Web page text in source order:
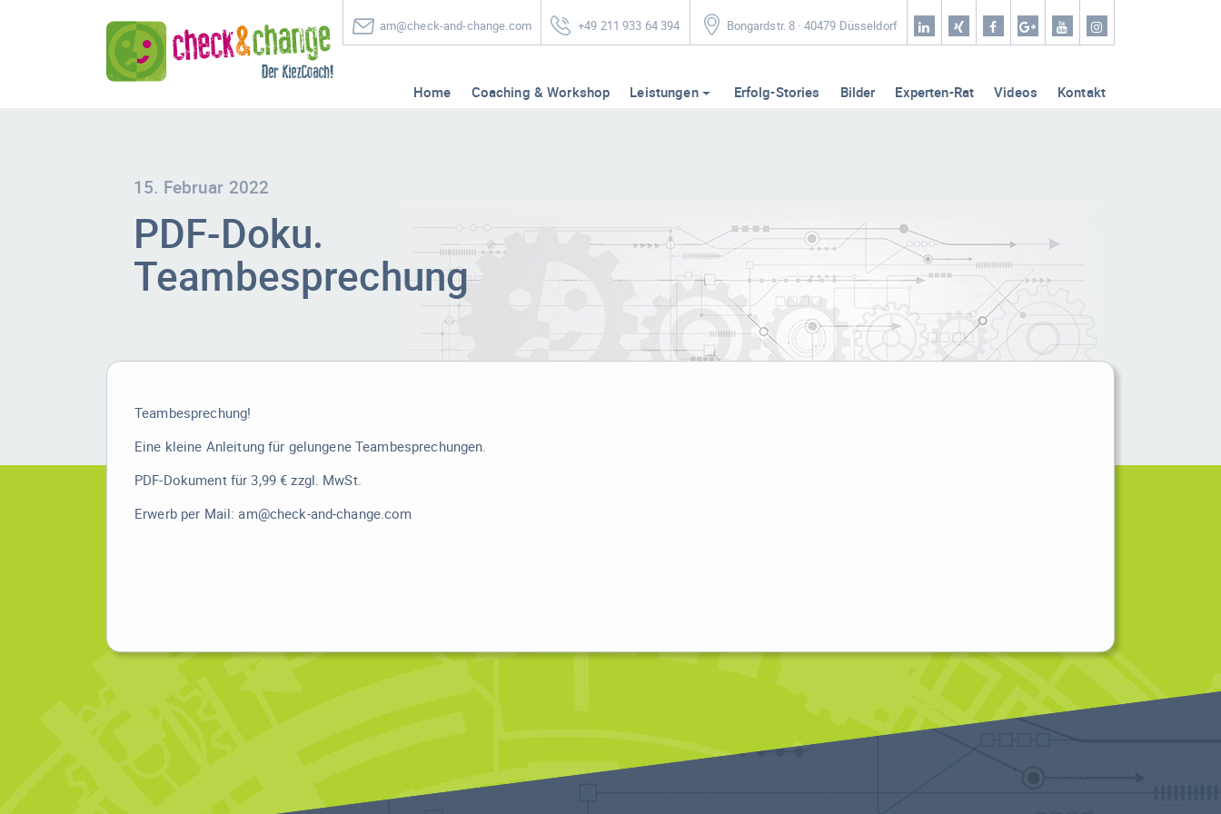
am@check-and-change.com +49 211 933 64 394 Bongardstr. 8 · 40479 Düsseldorf
Home Coaching & Workshop Leistungen Erfolg-Stories Bilder Experten-Rat Videos Kontakt
15. Februar 2022
PDF-Doku.
Teambesprechung
Teambesprechung!
Eine kleine Anleitung für gelungene Teambesprechungen.
PDF-Dokument für 3,99 € zzgl. MwSt.
Erwerb per Mail: am@check-and-change.com
Home